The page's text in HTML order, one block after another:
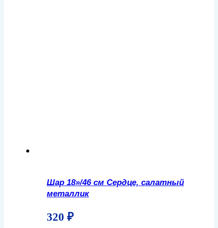
Шар 18»/46 см Сердце, салатный
металлик
320 ₽